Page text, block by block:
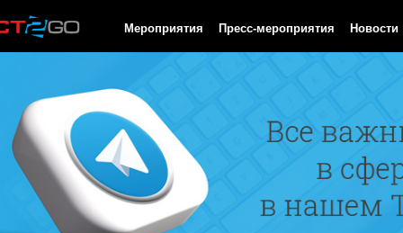
Мероприятия Пресс-мероприятия Новости